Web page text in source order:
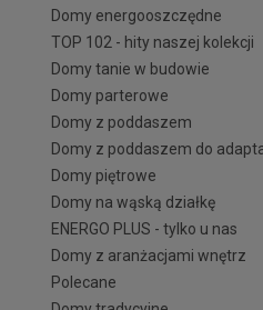
Domy energooszczędne
TOP 102 - hity naszej kolekcji
Domy tanie w budowie
Domy parterowe
Domy z poddaszem
Domy z poddaszem do
Domy piętrowe
Domy na wąską działkę
ENERGO PLUS - tylko u nas
Domy z aranżacjami wnętrz
Polecane